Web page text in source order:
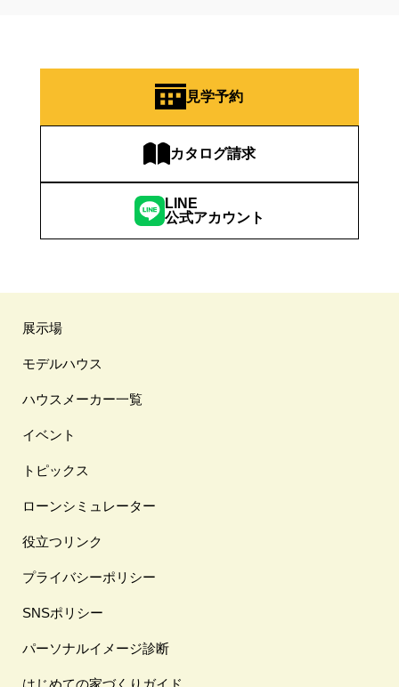
見学予約
カタログ請求
LINE
公式アカウント
展示場
モデルハウス
ハウスメーカー一覧
イベント
トピックス
ローンシミュレーター
役立つリンク
プライバシーポリシー
SNSポリシー
パーソナルイメージ診断
はじめての家づくりガイド